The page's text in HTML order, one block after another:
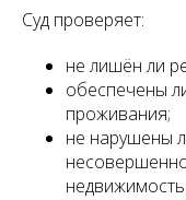
Суд проверяет:
не лишён ли
обеспечены
проживания;
не нарушены